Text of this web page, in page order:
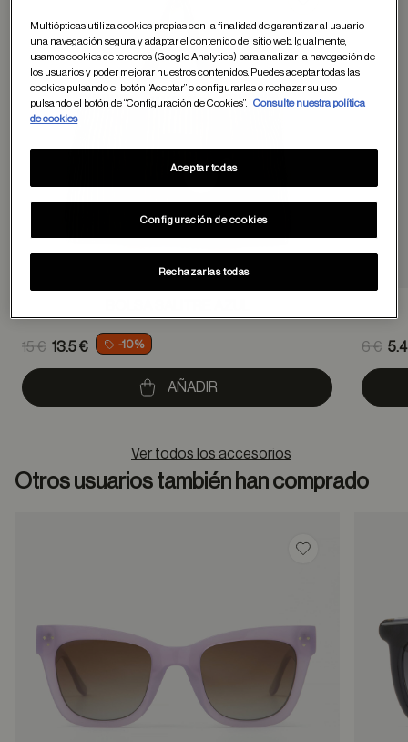
Price reduced from
15 €
to
13.5 € -10%
AÑADIR
6 €
to
Ver todos los accesorios
Otros usuarios también han comprado
Guardar en
Multiópticas utiliza cookies propias con la finalidad de garantizar al usuario
una navegación segura y adaptar el contenido del sitio web. Igualmente,
usamos cookies de terceros (Google Analytics) para analizar la navegación de
los usuarios y poder mejorar nuestros contenidos. Puedes aceptar todas las
cookies pulsando el botón “Aceptar” o configurarlas o rechazar su uso
pulsando el botón de “Configuración de Cookies”.
Consulte nuestra política
de cookies
Configuración de cookies
Rechazarlas todas
Aceptar todas